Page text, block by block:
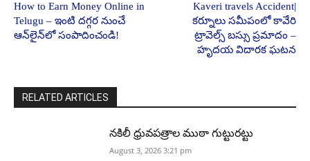
How to Earn Money Online in
Telugu – ఇంటి దగ్గర నుంచే
ఆన్‌లైన్‌లో సంపాదించండి!
Kaveri travels Accident|
కర్నూలు సమీపంలో కావేరి
ట్రావెల్స్ బస్సు ప్రమాదం –
హృదయ విదారక ఘటన
RELATED ARTICLES
నకిలీ ధ్రువపత్రాల ముఠా గుట్టురట్టు
August 3, 2026 3:21 pm